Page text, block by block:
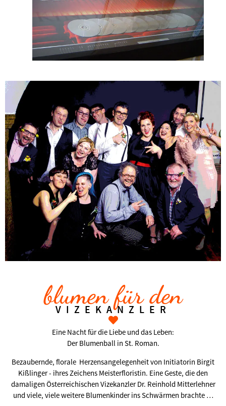
blumen für den
VIZEKANZLER
Eine Nacht für die Liebe und das Leben:
Der Blumenball in St. Roman.
Bezaubernde, florale Herzensangelegenheit von Initiatorin Birgit
Kißlinger - ihres Zeichens Meisterfloristin. Eine Geste, die den
damaligen Österreichischen Vizekanzler Dr. Reinhold Mitterlehner
und viele, viele weitere Blumenkinder ins Schwärmen brachte …